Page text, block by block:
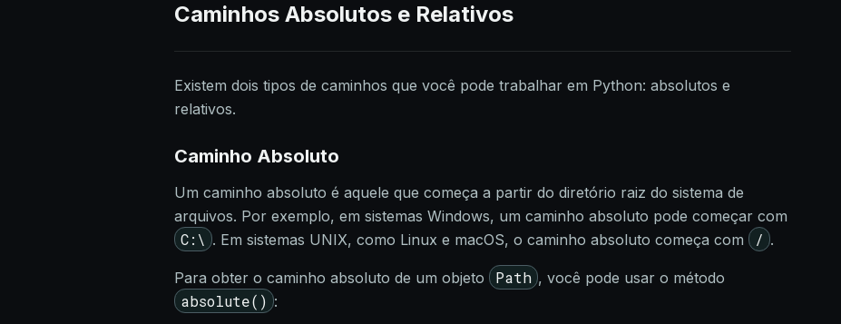
Caminhos Absolutos e Relativos
Existem dois tipos de caminhos que você pode trabalhar em Python: absolutos e
relativos.
Caminho Absoluto
Um caminho absoluto é aquele que começa a partir do diretório raiz do sistema de
arquivos. Por exemplo, em sistemas Windows, um caminho absoluto pode começar com
C:\ . Em sistemas UNIX, como Linux e macOS, o caminho absoluto começa com / .
Para obter o caminho absoluto de um objeto Path , você pode usar o método
absolute() :